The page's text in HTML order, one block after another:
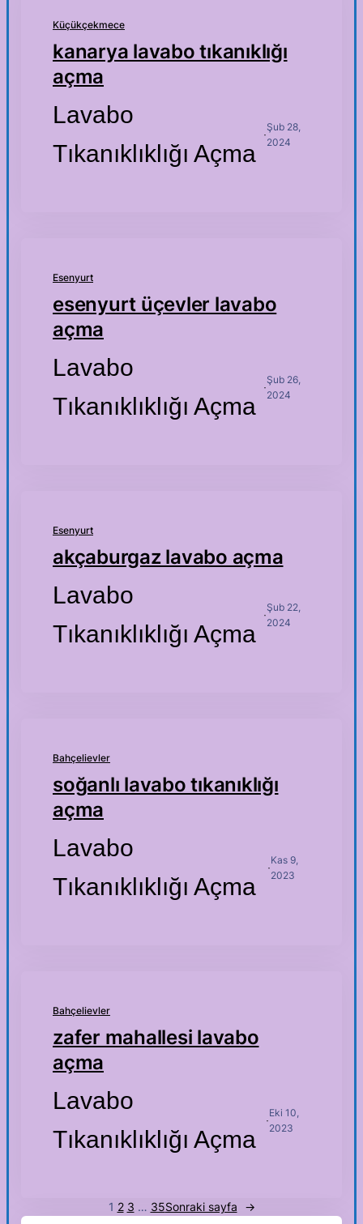
Küçükçekmece
kanarya lavabo tıkanıklığı
açma
Lavabo
Tıkanıklıklığı Açma
·
Şub 28,
2024
Esenyurt
esenyurt üçevler lavabo
açma
Lavabo
Tıkanıklıklığı Açma
·
Şub 26,
2024
Esenyurt
akçaburgaz lavabo açma
Lavabo
Tıkanıklıklığı Açma
·
Şub 22,
2024
Bahçelievler
soğanlı lavabo tıkanıklığı
açma
Lavabo
Tıkanıklıklığı Açma
·
Kas 9,
2023
Bahçelievler
zafer mahallesi lavabo
açma
Lavabo
Tıkanıklıklığı Açma
·
Eki 10,
2023
1 2 3 … 35Sonraki sayfa →